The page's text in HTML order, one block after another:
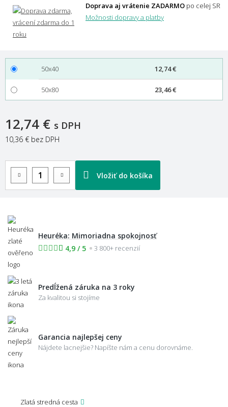
Doprava aj vrátenie ZADARMO po celej SR
Možnosti dopravy a platby
50x40 12,74 €
50x80 23,46 €
12,74 € s DPH
10,36 € bez DPH
Vložiť do košíka
Heuréka: Mimoriadna spokojnosť
4,9 / 5
3 800+ recenzií
Predĺžená záruka na 3 roky
Za kvalitou si stojíme
Garancia najlepšej ceny
Nájdete lacnejšie? Napíšte nám a cenu dorovnáme.
Zlatá stredná cesta